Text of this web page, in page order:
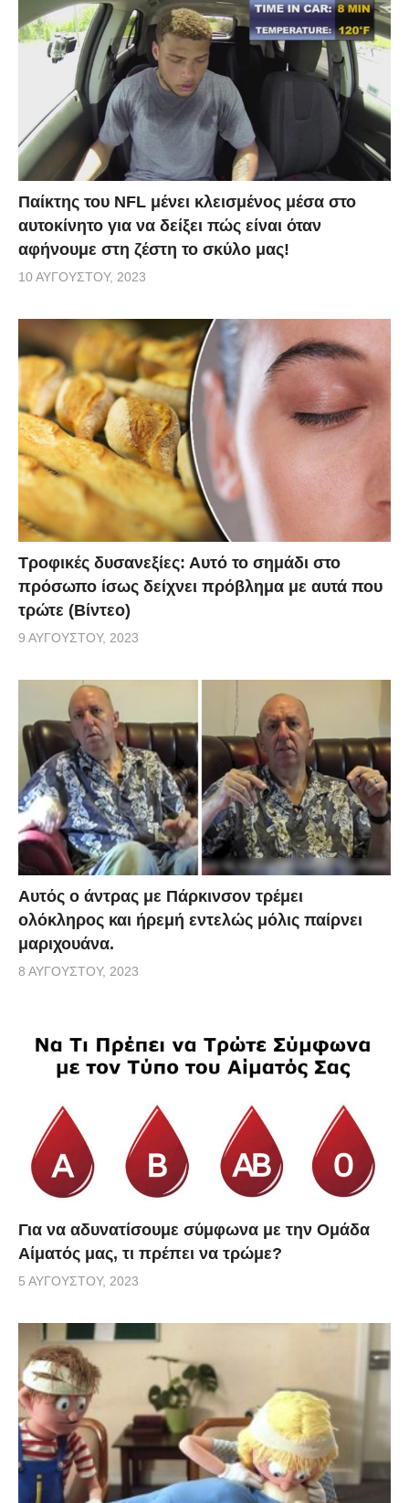
Παίκτης του NFL μένει κλεισμένος μέσα στο
αυτοκίνητο για να δείξει πώς είναι όταν
αφήνουμε στη ζέστη το σκύλο μας!
10 ΑΥΓΟΎΣΤΟΥ, 2023
Τροφικές δυσανεξίες: Αυτό το σημάδι στο
πρόσωπο ίσως δείχνει πρόβλημα με αυτά που
τρώτε (Βίντεο)
9 ΑΥΓΟΎΣΤΟΥ, 2023
Αυτός ο άντρας με Πάρκινσον τρέμει
ολόκληρος και ήρεμή εντελώς μόλις παίρνει
μαριχουάνα.
8 ΑΥΓΟΎΣΤΟΥ, 2023
Για να αδυνατίσουμε σύμφωνα με την Ομάδα
Αίματός μας, τι πρέπει να τρώμε?
5 ΑΥΓΟΎΣΤΟΥ, 2023